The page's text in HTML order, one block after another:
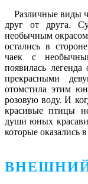
Различные виды
друг от друга.
необычным
остались в
чаек с
появилась
прекрасными
отомстила этим
розовую воду. И
красивые птицы
души юных
которые оказались